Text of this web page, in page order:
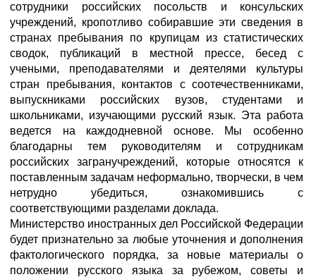
сотрудники российских посольств и консульских
учреждений, кропотливо собиравшие эти сведения в
странах пребывания по крупицам из статистических
сводок, публикаций в местной прессе, бесед с
учеными, преподавателями и деятелями культуры
стран пребывания, контактов с соотечественниками,
выпускниками российских вузов, студентами и
школьниками, изучающими русский язык. Эта работа
ведется на каждодневной основе. Мы особенно
благодарны тем руководителям и сотрудникам
российских загранучреждений, которые относятся к
поставленным задачам неформально, творчески, в чем
нетрудно убедиться, ознакомившись с
соответствующими разделами доклада.
Министерство иностранных дел Российской Федерации
будет признательно за любые уточнения и дополнения
фактологического порядка, за новые материалы о
положении русского языка за рубежом, советы и